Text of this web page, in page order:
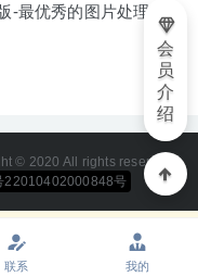
-最优秀的图片处理工具
© 2020 All rights reserved
22010402000848号
会
员
介
绍
联系 我的